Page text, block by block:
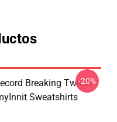
Breaking Twitch
Sweatshirts
-20%